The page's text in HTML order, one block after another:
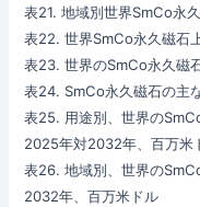
表21. 地域別世界SmCo永
表22. 世界SmCo永久磁石
表23. 世界のSmCo永久磁
表24. SmCo永久磁石の主
表25. 用途別、世界の
2025年対2032年、百万米
表26. 地域別、世界の
2032年、百万米ドル